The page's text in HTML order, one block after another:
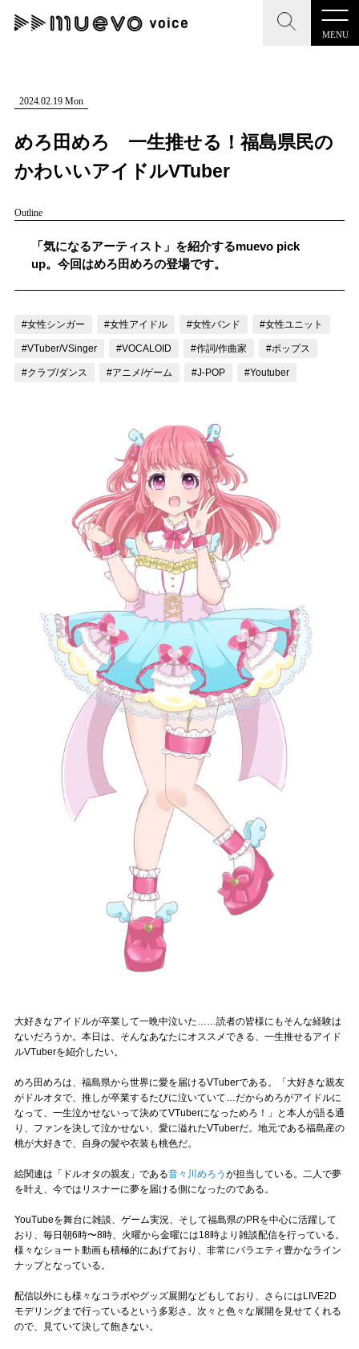
MENU
CLOSE
記事を検索する
人気ワード
#男性SSW #ポップス #女性SSW
CLOSE
"読者の声を形にする”音楽特化メディア
MENU
記事一覧
お問い合わせ
記事リクエスト
muevoクラウドファンディング
muevoコミュニティ
ぶいクラ！by muevo
ぶいコミュ！by muevo
ぶいマガ！ by muevo
Official SNS
2024.02.19 Mon
めろ田めろ 一生推せる！福島県民の
かわいいアイドルVTuber
Outline
「気になるアーティスト」を紹介するmuevo pick
up。今回はめろ田めろの登場です。
#女性シンガー #女性アイドル #女性バンド #女性ユニット
#VTuber/VSinger #VOCALOID #作詞/作曲家 #ポップス
#クラブ/ダンス #アニメ/ゲーム #J-POP #Youtuber
大好きなアイドルが卒業して一晩中泣いた……読者の皆様にもそんな経験は
ないだろうか。本日は、そんなあなたにオススメできる、一生推せるアイド
ルVTuberを紹介したい。
めろ田めろは、福島県から世界に愛を届けるVTuberである。「大好きな親友
がドルオタで、推しが卒業するたびに泣いていて…だからめろがアイドルに
なって、一生泣かせないって決めてVTuberになっためろ！」と本人が語る通
り、ファンを決して泣かせない、愛に溢れたVTuberだ。地元である福島産の
桃が大好きで、自身の髪や衣装も桃色だ。
絵関連は「ドルオタの親友」である音々川めろう が担当している。二人で夢
を叶え、今ではリスナーに夢を届ける側になったのである。
YouTubeを舞台に雑談、ゲーム実況、そして福島県のPRを中心に活躍して
おり、毎日朝6時〜8時、火曜から金曜には18時より雑談配信を行っている。
様々なショート動画も積極的にあげており、非常にバラエティ豊かなライン
ナップとなっている。
配信以外にも様々なコラボやグッズ展開などもしており、さらにはLIVE2D
モデリングまで行っているという多彩さ。次々と色々な展開を見せてくれる
ので、見ていて決して飽きない。